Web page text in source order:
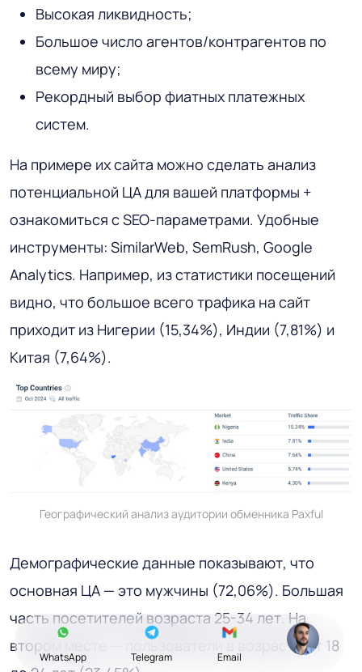
Высокая ликвидность;
Большое число агентов/контрагентов по
всему миру;
Рекордный выбор фиатных платежных
систем.
На примере их сайта можно сделать анализ
потенциальной ЦА для вашей платформы +
ознакомиться с SEO-параметрами. Удобные
инструменты: SimilarWeb, SemRush, Google
Analytics. Например, из статистики посещений
видно, что большое всего трафика на сайт
приходит из Нигерии (15,34%), Индии (7,81%) и
Китая (7,64%).
Географический анализ аудитории обменника Paxful
Демографические данные показывают, что
основная ЦА — это мужчины (72,06%). Большая
часть посетителей возраста 25-34 лет. На
втором месте — пользователи в возрасте от 18
WhatsApp Telegram Email